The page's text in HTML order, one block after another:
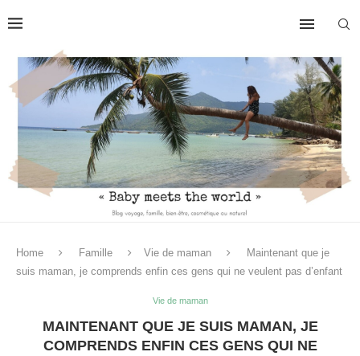
Home Famille Vie de maman
Maintenant que je
suis maman, je comprends enfin ces gens qui ne veulent pas d’enfant
Vie de maman
MAINTENANT QUE JE SUIS MAMAN, JE
COMPRENDS ENFIN CES GENS QUI NE